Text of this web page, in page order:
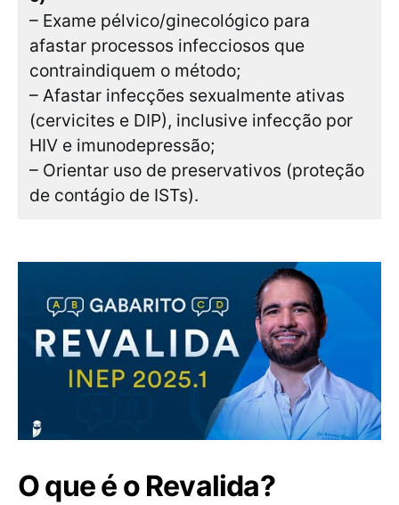
– Exame pélvico/ginecológico para
afastar processos infecciosos que
contraindiquem o método;
– Afastar infecções sexualmente ativas
(cervicites e DIP), inclusive infecção por
HIV e imunodepressão;
– Orientar uso de preservativos (proteção
de contágio de ISTs).
O que é o Revalida?